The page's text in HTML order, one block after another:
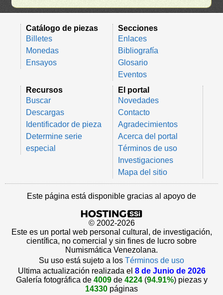
Catálogo de piezas
Billetes
Monedas
Ensayos
Secciones
Enlaces
Bibliografía
Glosario
Eventos
Recursos
Buscar
Descargas
Identificador de pieza
Determine serie
especial
El portal
Novedades
Contacto
Agradecimientos
Acerca del portal
Términos de uso
Investigaciones
Mapa del sitio
Este página está disponible gracias al apoyo de
© 2002-2026
Este es un portal web personal cultural, de investigación,
científica, no comercial y sin fines de lucro sobre
Numismática Venezolana.
Su uso está sujeto a los Términos de uso
Ultima actualización realizada el 8 de Junio de 2026
Galería fotográfica de 4009de 4224(94.91%) piezas y
14330 páginas